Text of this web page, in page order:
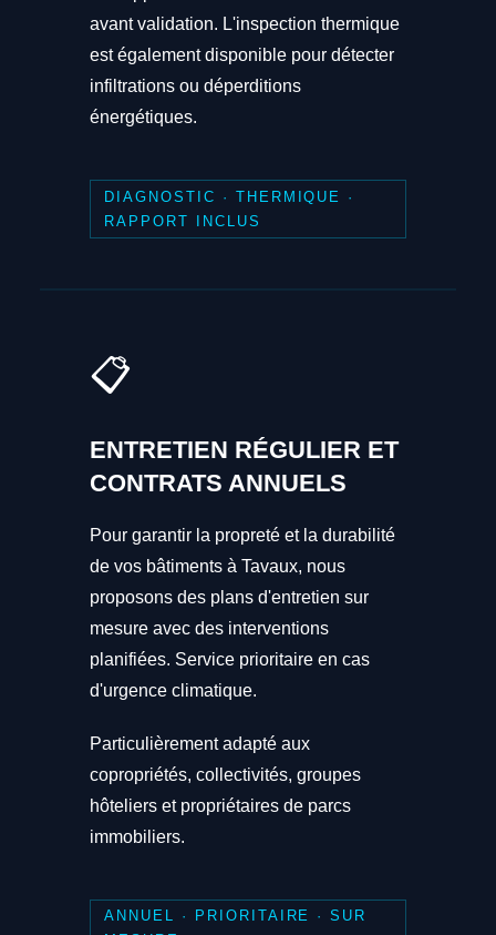
avant validation. L'inspection thermique
est également disponible pour détecter
infiltrations ou déperditions
énergétiques.
DIAGNOSTIC · THERMIQUE ·
RAPPORT INCLUS
📋
ENTRETIEN RÉGULIER ET
CONTRATS ANNUELS
Pour garantir la propreté et la durabilité
de vos bâtiments à Tavaux, nous
proposons des plans d'entretien sur
mesure avec des interventions
planifiées. Service prioritaire en cas
d'urgence climatique.
Particulièrement adapté aux
copropriétés, collectivités, groupes
hôteliers et propriétaires de parcs
immobiliers.
ANNUEL · PRIORITAIRE · SUR